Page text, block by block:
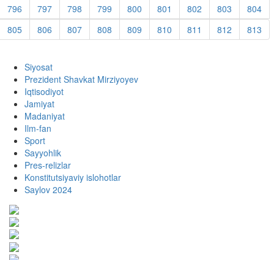
796 797 798 799 800 801 802 803
804
805
806 807 808 809 810 811 812 813
Siyosat
Prezident Shavkat Mirziyoyev
Iqtisodiyot
Jamiyat
Madaniyat
Ilm-fan
Sport
Sayyohlik
Pres-relizlar
Konstitutsiyaviy islohotlar
Saylov 2024